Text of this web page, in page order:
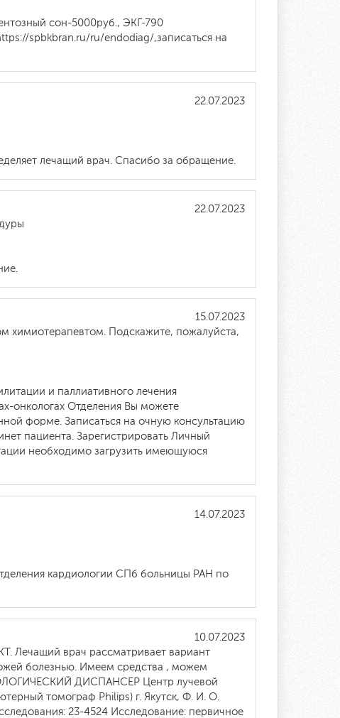
сон-5000руб., ЭКГ-790
spbkbran.ru/ru/endodiag/,записаться на
22.07.2023
лечащий врач. Спасибо за обращение.
22.07.2023
15.07.2023
химиотерапевтом. Подскажите, пожалуйста,
и паллиативного лечения
онкологах Отделения Вы можете
форме. Записаться на очную консультацию
пациента. Зарегистрировать Личный
необходимо загрузить имеющуюся
14.07.2023
кардиологии СПб больницы РАН по
10.07.2023
Лечащий врач рассматривает вариант
болезнью. Имеем средства , можем
ДИСПАНСЕР Центр лучевой
томограф Philips) г. Якутск, Ф. И. О.
23-4524 Исследование: первичное